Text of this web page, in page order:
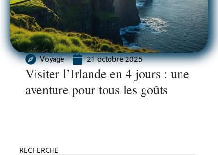
Voyage 21 octobre 2025
Visiter l’Irlande en 4 jours : une
aventure pour tous les goûts
RECHERCHE